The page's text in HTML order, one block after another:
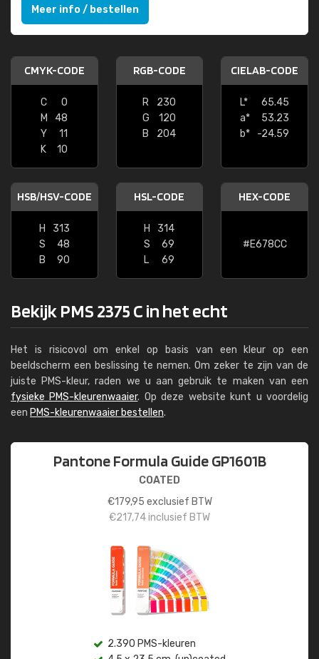
Meer info / bestellen
CMYK-CODE
C
0
M
48
Y
11
K
10
RGB-CODE
R
230
G
120
B
204
CIELAB-CODE
L*
65.45
a*
53.23
b*
-24.59
HSB/HSV-CODE
H
313
S
48
B
90
HSL-CODE
H
314
S
69
L
69
HEX-CODE
#E678CC
Bekijk PMS 2375 C in het echt
Het is risicovol om enkel op basis van een kleur op een
beeldscherm een beslissing te nemen. Om zeker te zijn van de
juiste PMS-kleur, raden we u aan gebruik te maken van een
fysieke PMS-kleurenwaaier. Op deze website kunt u voordelig
een PMS-kleurenwaaier bestellen.
Pantone Formula Guide GP1601B
COATED
€179,95 exclusief BTW
€217,74inclusief BTW
2.390 PMS-kleuren